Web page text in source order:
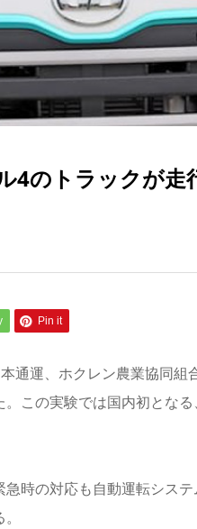
4のトラックが走
Pin it
通運、ホクレン農業協同組
この実験では国内初とな
時の対応も自動運転シス